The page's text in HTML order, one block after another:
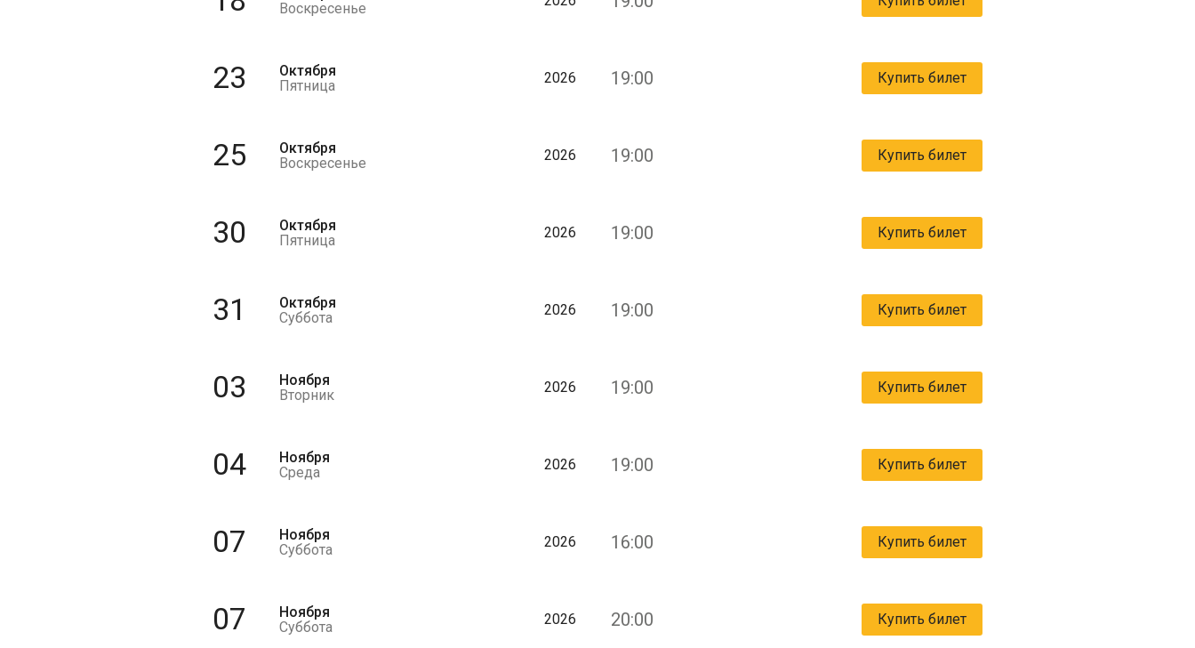
Воскресенье
23
Октября
Пятница
2026 19:00 Купить билет
25
Октября
Воскресенье
2026 19:00 Купить билет
30
Октября
Пятница
2026 19:00 Купить билет
31
Октября
Суббота
2026 19:00 Купить билет
03
Ноября
Вторник
2026 19:00 Купить билет
04
Ноября
Среда
2026 19:00 Купить билет
07
Ноября
Суббота
2026 16:00 Купить билет
07
Ноября
Суббота
2026 20:00 Купить билет